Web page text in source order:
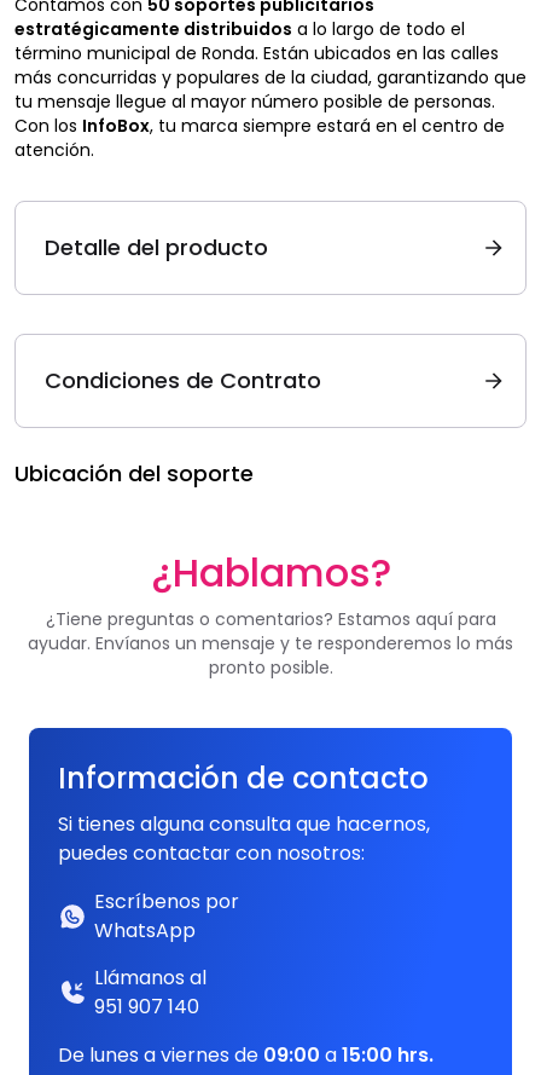
Contamos con 50 soportes publicitarios
estratégicamente distribuidos a lo largo de todo el
término municipal de Ronda. Están ubicados en las calles
más concurridas y populares de la ciudad, garantizando que
tu mensaje llegue al mayor número posible de personas.
Con los InfoBox, tu marca siempre estará en el centro de
atención.
Detalle del producto
Condiciones de Contrato
Ubicación del soporte
¿Hablamos?
¿Tiene preguntas o comentarios? Estamos aquí para
ayudar. Envíanos un mensaje y te responderemos lo más
pronto posible.
Información de contacto
Si tienes alguna consulta que hacernos,
puedes contactar con nosotros:
Escríbenos por
WhatsApp
Llámanos al
951 907 140
De lunes a viernes de 09:00 a15:00 hrs.